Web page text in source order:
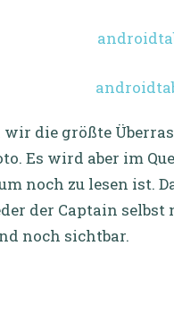
die größte
Es wird aber im
noch zu lesen ist.
der Captain selbst
noch sichtbar.